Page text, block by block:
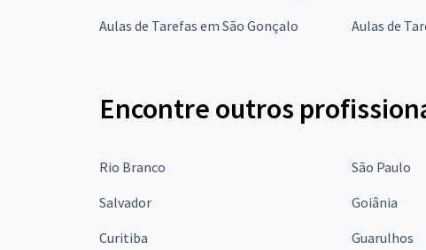
Aulas de Tarefas em São Gonçalo
Aulas de
Encontre outros
Rio Branco São Paulo
Salvador
Goiânia
Curitiba
Guarulhos